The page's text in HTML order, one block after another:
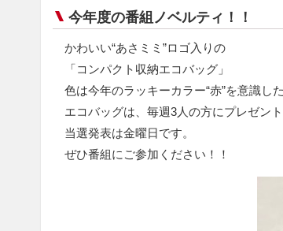
今年度の番組ノベルティ！！
かわいい“あさミミ”ロゴ入りの
「コンパクト収納エコバッグ」
色は今年のラッキーカラー“赤”を意識し
エコバッグは、毎週3人の方にプレゼント
当選発表は金曜日です。
ぜひ番組にご参加ください！！